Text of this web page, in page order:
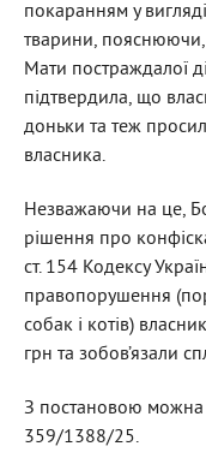
покаранням у
тварини,
Мати постраждалої
підтвердила, що
доньки та теж
власника.
Незважаючи на це,
рішення про
ст. 154 Кодексу
правопорушення
собак і котів)
грн та зобов’язали
З постановою
359/1388/25.